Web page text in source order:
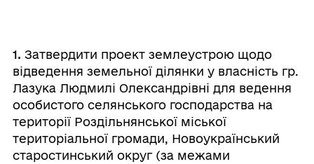
1. Затвердити проект землеустрою щодо
відведення земельної ділянки у власність гр.
Лазука Людмилі Олександрівні для ведення
особистого селянського господарства на
території Роздільнянської міської
територіальної громади, Новоукраїнський
старостинський округ (за межами